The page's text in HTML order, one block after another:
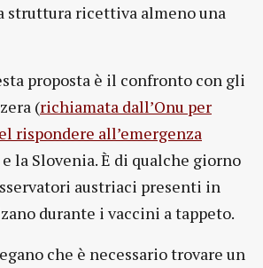
struttura ricettiva almeno una
proposta è il confronto con gli
(richiamata dall’Onu per
rispondere all’emergenza
e la Slovenia. È di qualche giorno
austriaci presenti in
durante i vaccini a tappeto.
che è necessario trovare un